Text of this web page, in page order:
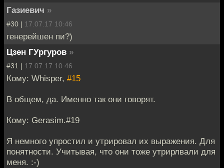
Газиевич »
#30 | 17.07.17 10:46
генерейшен пи?)
Цзен ГУргуров »
#31 | 17.07.17 10:46
Кому: Whisper, #15
В общем, да. Именно так они говорят.
Кому: Gerasim.#19
Я немного упростил и утрировал их выражения. Для
понятности. Учитывая, что они тоже утрирлвали для
меня. :-)